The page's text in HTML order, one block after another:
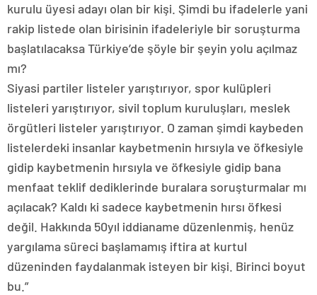
kurulu üyesi adayı olan bir kişi. Şimdi bu ifadelerle yani
rakip listede olan birisinin ifadeleriyle bir soruşturma
başlatılacaksa Türkiye’de şöyle bir şeyin yolu açılmaz
mı?
Siyasi partiler listeler yarıştırıyor, spor kulüpleri
listeleri yarıştırıyor, sivil toplum kuruluşları, meslek
örgütleri listeler yarıştırıyor. O zaman şimdi kaybeden
listelerdeki insanlar kaybetmenin hırsıyla ve öfkesiyle
gidip kaybetmenin hırsıyla ve öfkesiyle gidip bana
menfaat teklif dediklerinde buralara soruşturmalar mı
açılacak? Kaldı ki sadece kaybetmenin hırsı öfkesi
değil. Hakkında 50yıl iddianame düzenlenmiş, henüz
yargılama süreci başlamamış iftira at kurtul
düzeninden faydalanmak isteyen bir kişi. Birinci boyut
bu.”